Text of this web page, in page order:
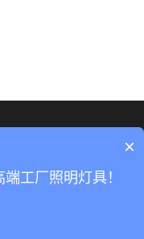
×
工厂照明灯具！